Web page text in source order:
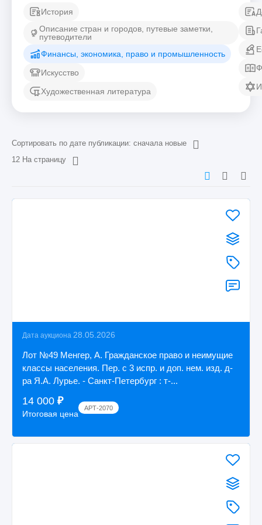
История
Описание стран и городов, путевые заметки,
путеводители
Финансы, экономика, право и промышленность
Искусство
Художественная литература
Сортировать по дате публикации: сначала новые
12 На страницу
Дата аукциона 28.05.2026
Лот №49 Менгер, А. Гражданское право и неимущие
классы населения. Пер. с 3 испр. и доп. нем. изд. д-
ра Я.А. Лурье. - Санкт-Петербург : т-...
14 000 ₽
Итоговая цена
АРТ-2070